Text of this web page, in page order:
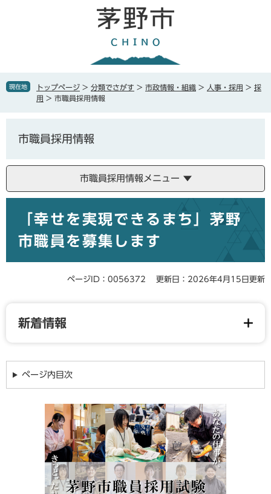
で
ば現在地 トップページ > 分類でさがす > 市政情報・組織 > 人事・採用 > 採
用 > 市職員採用情報
市職員採用情報
市職員採用情報メニュー
「幸せを実現できるまち」茅野
市職員を募集します
ページID：0056372 更新日：2026年4月15日更新
新着情報
ページ内目次